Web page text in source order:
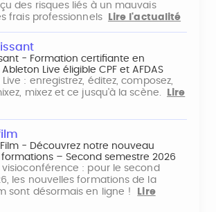
des risques liés à un mauvais
frais professionnels
Lire l'actualité
- Formation certifiante en
Live éligible CPF et AFDAS
: enregistrez, éditez, composez,
mixez et ce jusqu'à la scène.
Lire
- Découvrez notre nouveau
– Second semestre 2026
visioconférence : pour le second
les nouvelles formations de la
sont désormais en ligne !
Lire